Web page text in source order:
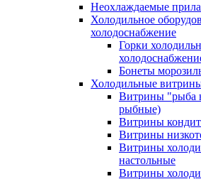
Неохлаждаемые
Холодильное
холодоснабжение
Горки
Бонеты
Холодильные
Витрины "рыба
рыбные)
Витрины
Витрины
Витрины
настольные
Витрины